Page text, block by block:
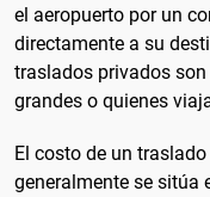
el aeropuerto por un
directamente a su
traslados privados
grandes o quienes
El costo de un
generalmente se sitúa